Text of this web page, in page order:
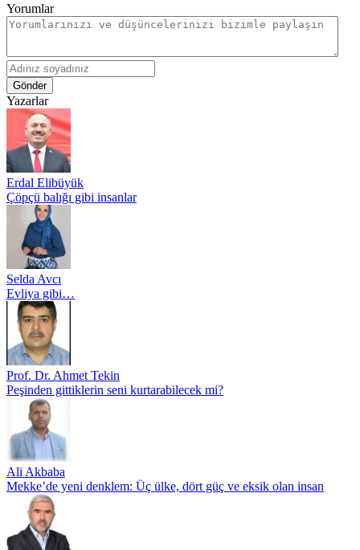
Yorumlar
Gönder
Yazarlar
Erdal Elibüyük
Çöpçü balığı gibi insanlar
Selda Avcı
Evliya gibi…
Prof. Dr. Ahmet Tekin
Peşinden gittiklerin seni kurtarabilecek mi?
Ali Akbaba
Mekke’de yeni denklem: Üç ülke, dört güç ve eksik olan insan